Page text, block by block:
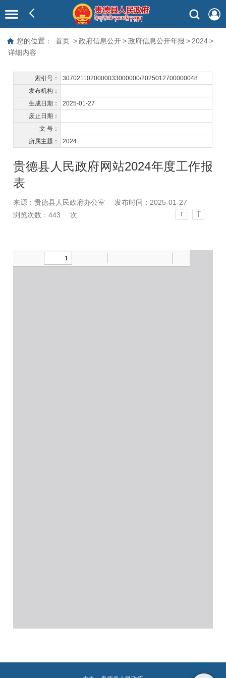
您的位置： 首页 > 政府信息公开 > 政府信息公开年报 > 2024 >
详细内容
索引号：
3070211020000033000000/2025012700000048
发布机构：
生成日期：
2025-01-27
废止日期：
文 号：
所属主题：
2024
贵德县人民政府网站2024年度工作报
表
来源：贵德县人民政府办公室
发布时间：2025-01-27
浏览次数：443 次 T T